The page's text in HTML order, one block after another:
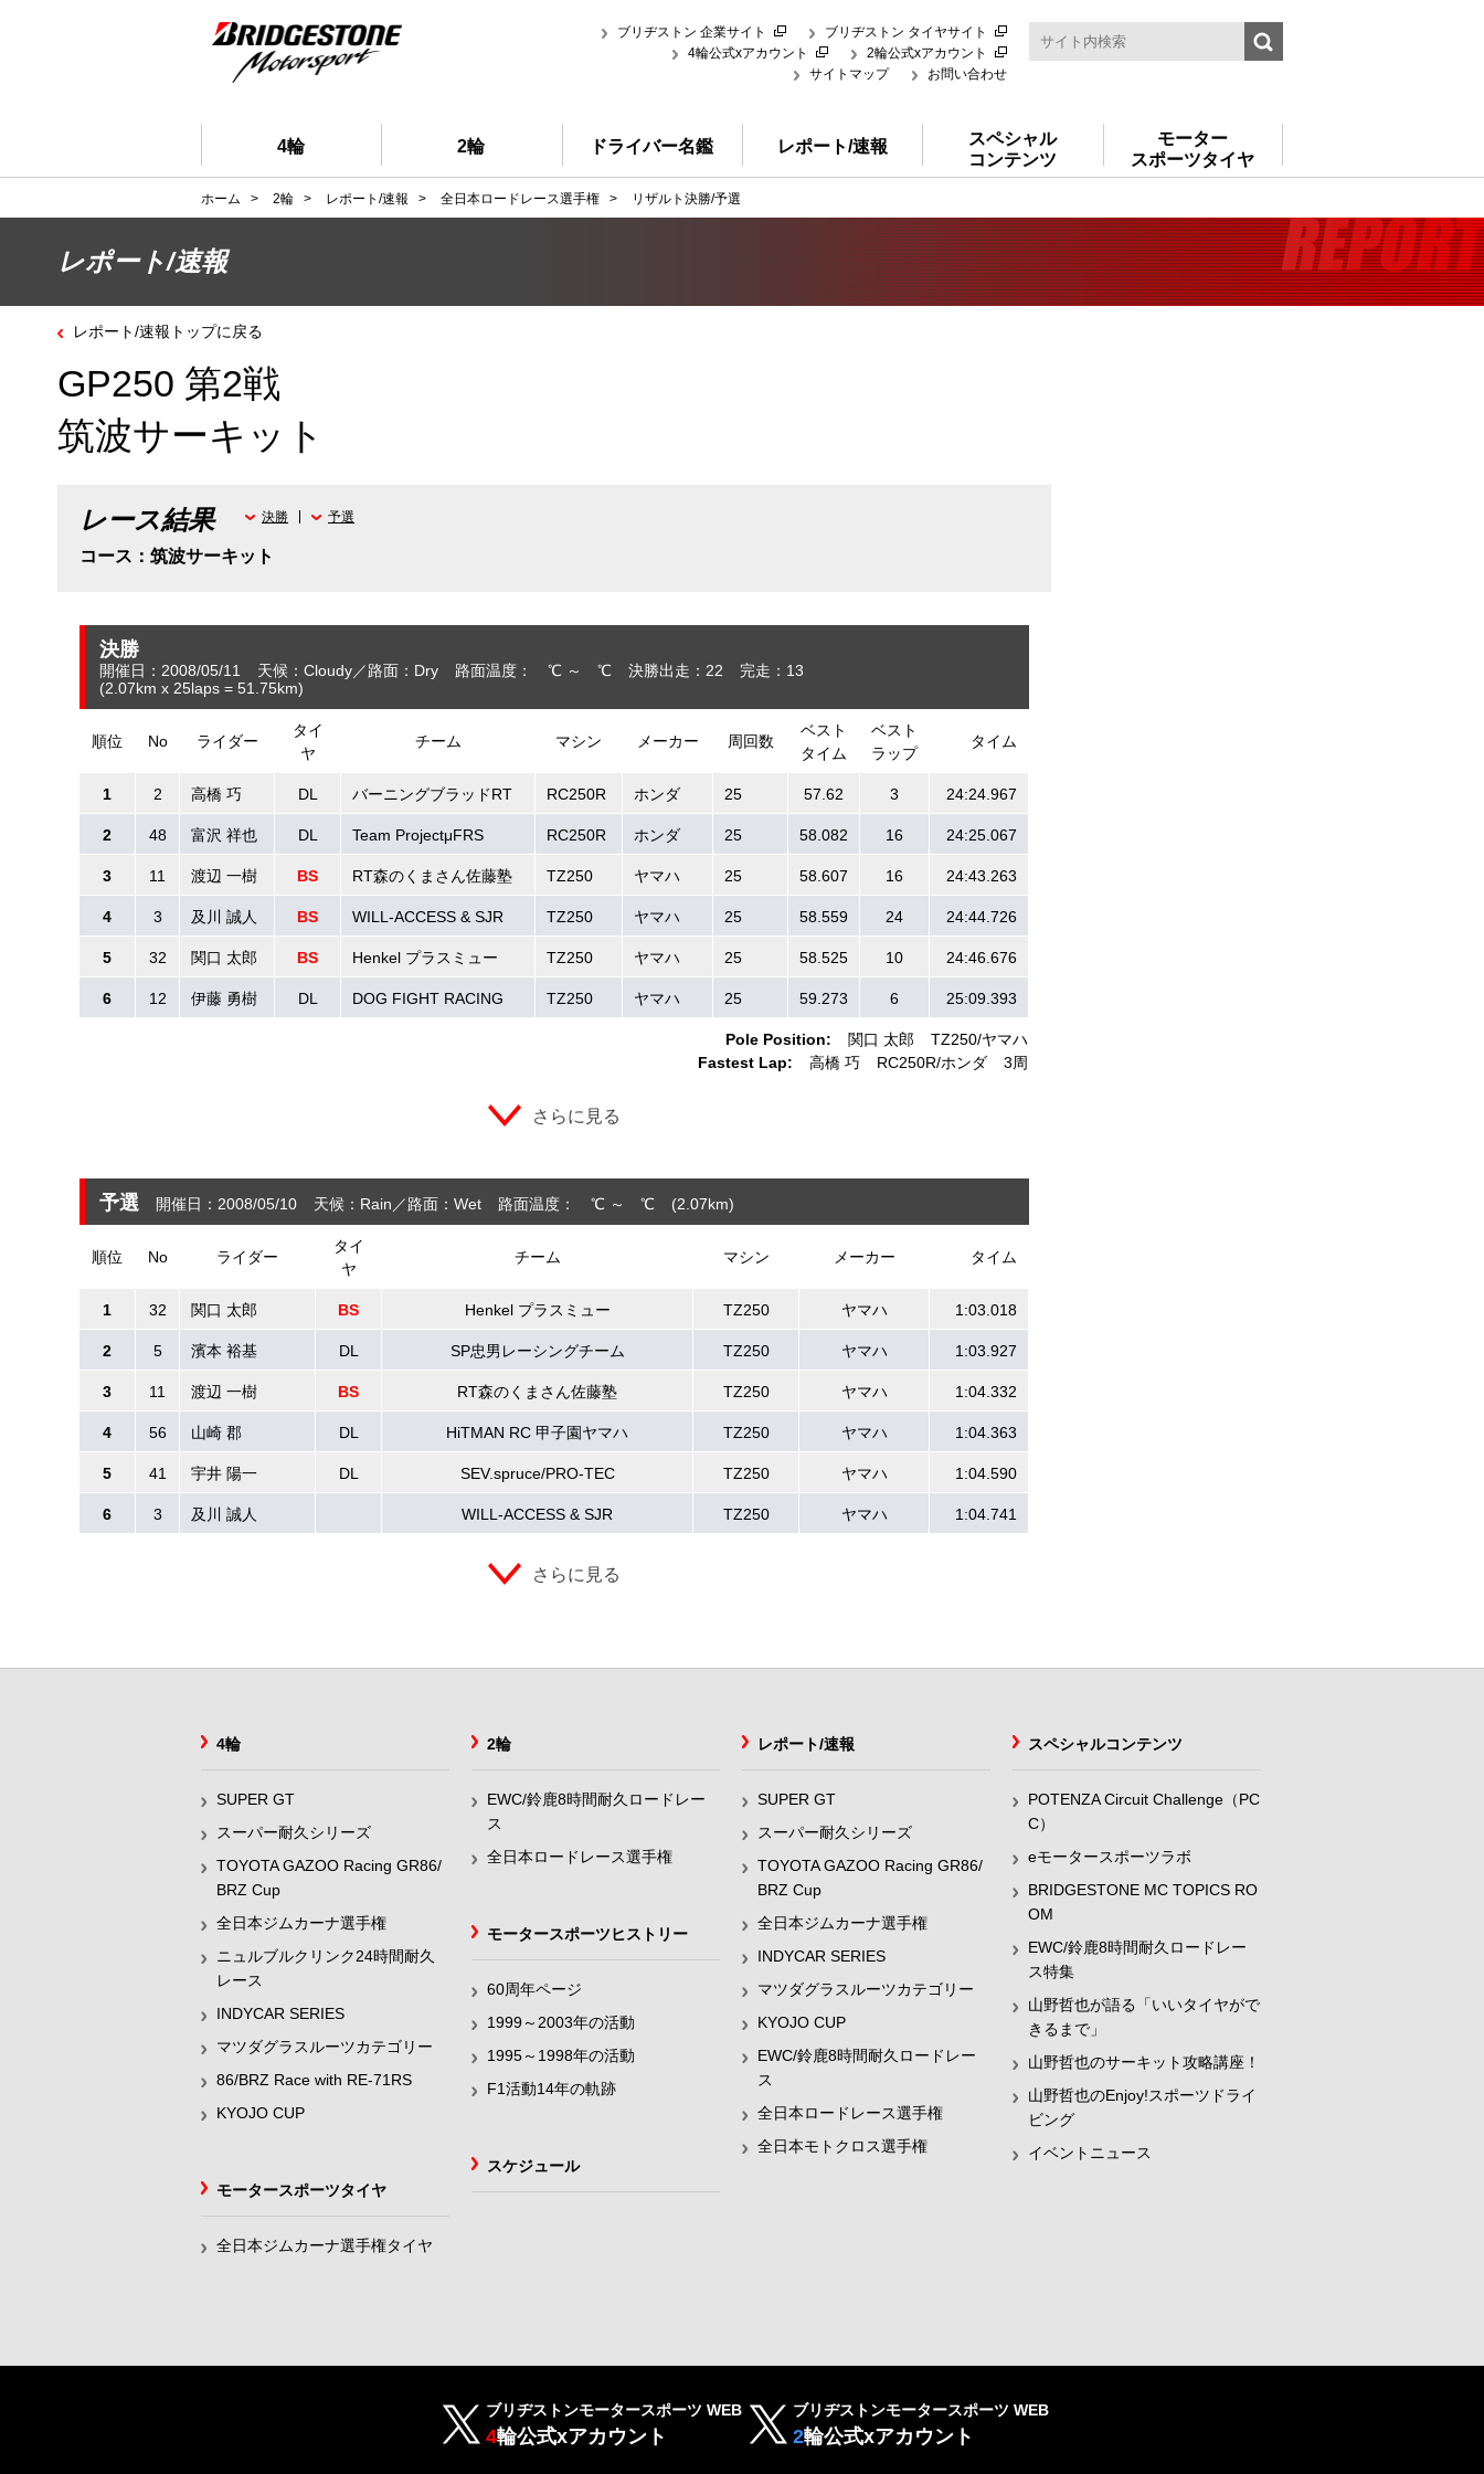
ブリヂストン 企業サイト
ブリヂストン タイヤサイト
4輪公式xアカウント
2輪公式xアカウント
サイトマップ
お問い合わせ
4輪 2輪 ドライバー名鑑 レポート/速報
スペシャル
コンテンツ
モーター
スポーツタイヤ
ホーム > 2輪 > レポート/速報 > 全日本ロードレース選手権 > リザルト決勝/予選
レポート/速報
レポート/速報トップに戻る
GP250 第2戦
筑波サーキット
レース結果
コース：筑波サーキット
決勝 予選
決勝
開催日：2008/05/11 天候：Cloudy 路面：Dry 路面温度： ℃ ～ ℃ 決勝出走：22
完走：13
(2.07km x 25laps = 51.75km)
順位 No ライダー
タイ
ヤ
チーム マシン メーカー 周回数
ベスト
タイム
ベスト
ラップ
タイム
Pole Position: 関口 太郎 TZ250 ヤマハ
Fastest Lap:
高橋 巧 RC250R ホンダ 3周
1 2 高橋 巧 DL バーニングブラッドRT RC250R ホンダ 25 57.62 3 24:24.967
2 48 富沢 祥也 DL Team ProjectμFRS RC250R ホンダ 25 58.082 16 24:25.067
3 11 渡辺 一樹 BS RT森のくまさん佐藤塾 TZ250 ヤマハ 25 58.607 16 24:43.263
4 3 及川 誠人 BS WILL-ACCESS & SJR TZ250 ヤマハ 25 58.559 24 24:44.726
5 32 関口 太郎 BS Henkel プラスミュー TZ250 ヤマハ 25 58.525 10 24:46.676
6 12 伊藤 勇樹 DL DOG FIGHT RACING TZ250 ヤマハ 25 59.273 6 25:09.393
さらに見る
予選 開催日：2008/05/10 天候：Rain 路面：Wet 路面温度： ℃ ～ ℃ (2.07km)
順位 No ライダー
タイ
ヤ
チーム マシン メーカー タイム
1 32 関口 太郎 BS Henkel プラスミュー TZ250 ヤマハ 1:03.018
2 5 濱本 裕基 DL SP忠男レーシングチーム TZ250 ヤマハ 1:03.927
3 11 渡辺 一樹 BS RT森のくまさん佐藤塾 TZ250 ヤマハ 1:04.332
4 56 山崎 郡 DL HiTMAN RC 甲子園ヤマハ TZ250 ヤマハ 1:04.363
5 41 宇井 陽一 DL SEV.spruce/PRO-TEC TZ250 ヤマハ 1:04.590
6 3 及川 誠人 WILL-ACCESS & SJR TZ250 ヤマハ 1:04.741
さらに見る
4輪
SUPER GT
スーパー耐久シリーズ
TOYOTA GAZOO Racing GR86/
BRZ Cup
全日本ジムカーナ選手権
ニュルブルクリンク24時間耐久
レース
INDYCAR SERIES
マツダグラスルーツカテゴリー
86/BRZ Race with RE-71RS
KYOJO CUP
2輪
EWC/鈴鹿8時間耐久ロードレー
ス
全日本ロードレース選手権
レポート/速報
SUPER GT
スーパー耐久シリーズ
TOYOTA GAZOO Racing GR86/
BRZ Cup
全日本ジムカーナ選手権
INDYCAR SERIES
マツダグラスルーツカテゴリー
KYOJO CUP
EWC/鈴鹿8時間耐久ロードレー
ス
全日本ロードレース選手権
全日本モトクロス選手権
スペシャルコンテンツ
POTENZA Circuit Challenge（PC
C）
eモータースポーツラボ
BRIDGESTONE MC TOPICS RO
OM
EWC/鈴鹿8時間耐久ロードレー
ス特集
山野哲也が語る「いいタイヤがで
きるまで」
山野哲也のサーキット攻略講座！
山野哲也のEnjoy!スポーツドライ
ビング
イベントニュース
モータースポーツヒストリー
60周年ページ
1999～2003年の活動
1995～1998年の活動
F1活動14年の軌跡
スケジュール
モータースポーツタイヤ
全日本ジムカーナ選手権タイヤ
ブリヂストンモータースポーツ WEB
4輪公式xアカウント
ブリヂストンモータースポーツ WEB
2輪公式xアカウント